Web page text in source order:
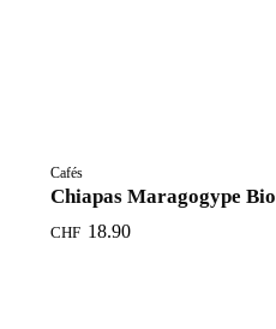
Cafés
Chiapas Maragogype Bio
CHF 18.90